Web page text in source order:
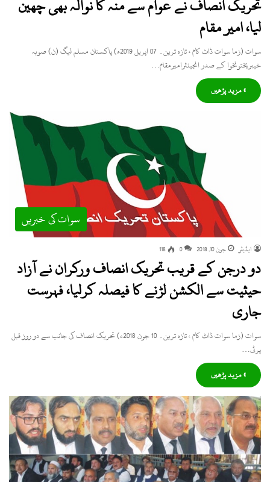
تحریک انصاف نے عوام سے منہ کا نوالہ بھی چھین
لیا، امیر مقام
سوات (زما سوات ڈاٹ کام ، تازہ ترین۔ 07 اپریل 2019ء) پاکستان مسلم لیگ (ن) صوبہ
خیبرپختونخوا کے صدر انجینئرامیرمقام…
» مزید پڑھیں
سوات کی خبریں
ایڈیٹر جون 10, 2018 0
118
دو درجن کے قریب تحریک انصاف ورکران نے آزاد
حیثیت سے الکشن لڑنے کا فیصلہ کرلیا، فہرست
جاری
سوات (زما سوات ڈاٹ کام ، تازہ ترین۔ 10 جون 2018ء) تحریک انصاف کی جانب سے دو روز قبل
پرٹی…
» مزید پڑھیں